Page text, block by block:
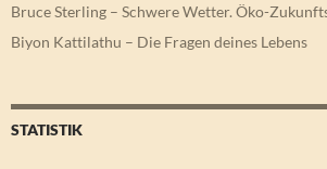
Bruce Sterling – Schwere Wetter. Öko-
Biyon Kattilathu – Die Fragen deines Lebens
STATISTIK